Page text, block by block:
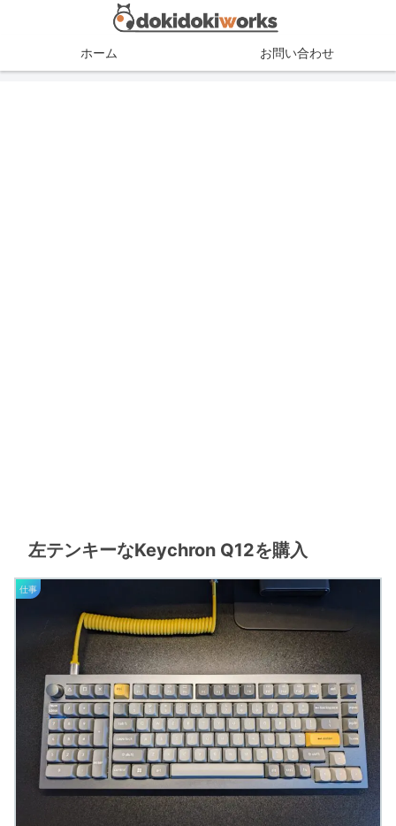
ホーム お問い合わせ
左テンキーなKeychron Q12を購入
仕事